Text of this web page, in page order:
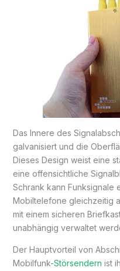
Das Innere des
galvanisiert und die
Dieses Design weist eine
eine offensichtliche
Schrank kann Funksignale
Mobiltelefone gleichzeitig
mit einem sicheren
unabhängig verwaltet
Der Hauptvorteil von
Mobilfunk-Störsendern ist